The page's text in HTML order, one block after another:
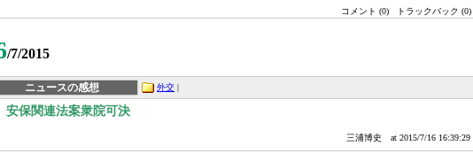
コメント (0) トラックバック (0)
/7/2015
ニュースの感想 外交 |
安保関連法案衆院可決
三浦博史 at 2015/7/16 16:39:29